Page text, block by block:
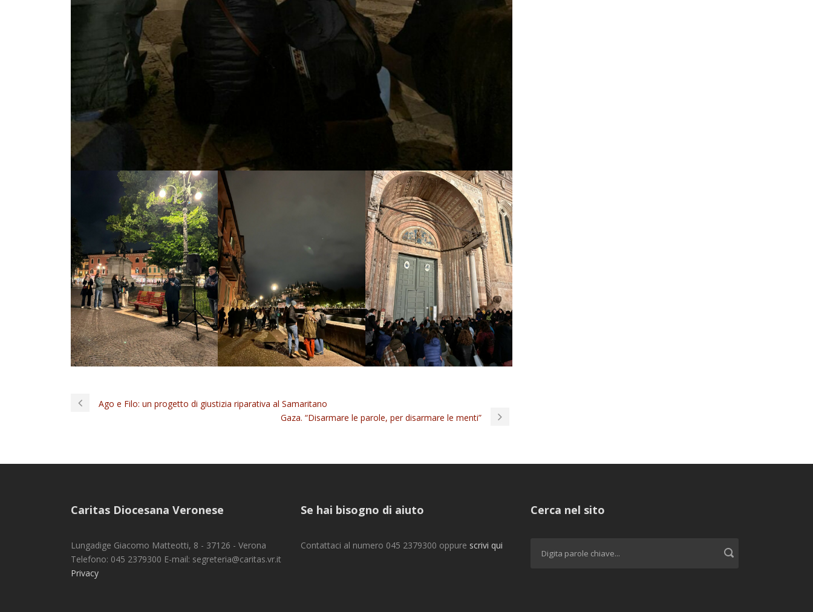
Ago e Filo: un progetto di giustizia riparativa al Samaritano
Gaza. “Disarmare le parole, per disarmare le menti”
Caritas Diocesana Veronese
Lungadige Giacomo Matteotti, 8 - 37126 - Verona
Telefono: 045 2379300 E-mail: segreteria@caritas.vr.it
Privacy
Se hai bisogno di aiuto
Contattaci al numero 045 2379300 oppure scrivi qui
Cerca nel sito